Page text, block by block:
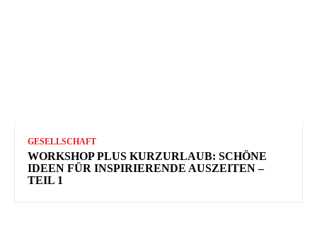
GESELLSCHAFT
WORKSHOP PLUS KURZURLAUB: SCHÖNE
IDEEN FÜR INSPIRIERENDE AUSZEITEN –
TEIL 1